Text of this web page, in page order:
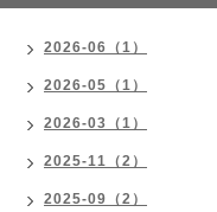
2026-06（1）
2026-05（1）
2026-03（1）
2025-11（2）
2025-09（2）